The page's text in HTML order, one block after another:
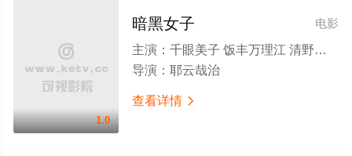
1.0
电影
暗黑女子
主演： 千眼美子 饭丰万理江 清野菜名 玉城蒂娜 小岛梨里杏 平祐奈 升毅 千叶雄大
导演： 耶云哉治
查看详情 